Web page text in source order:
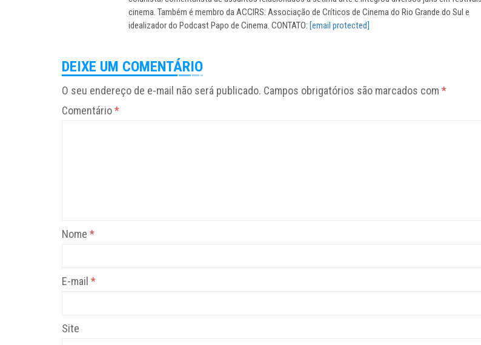
cinema. Também é membro da ACCIRS: Associação de Críticos de Cinema do Rio Grande do Sul e
idealizador do Podcast Papo de Cinema. CONTATO: [email protected]
DEIXE UM COMENTÁRIO
O seu endereço de e-mail não será publicado. Campos obrigatórios são marcados com *
Comentário*
Nome *
E-mail *
Site